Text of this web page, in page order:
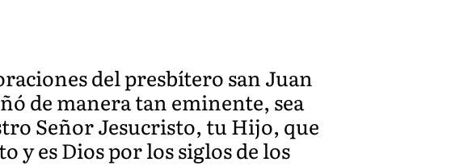
del presbítero san Juan
de manera tan eminente, sea
Señor Jesucristo, tu Hijo, que
y es Dios por los siglos de los